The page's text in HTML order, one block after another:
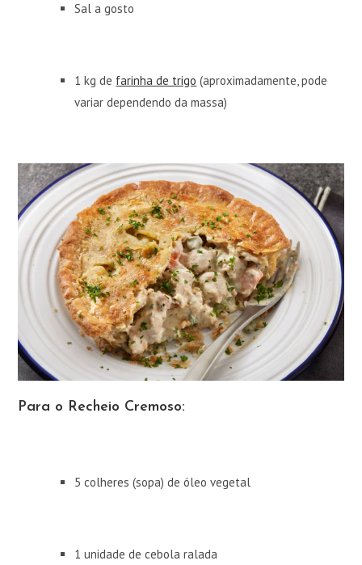
Sal a gosto
1 kg de farinha de trigo (aproximadamente, pode
variar dependendo da massa)
Para o Recheio Cremoso:
5 colheres (sopa) de óleo vegetal
1 unidade de cebola ralada